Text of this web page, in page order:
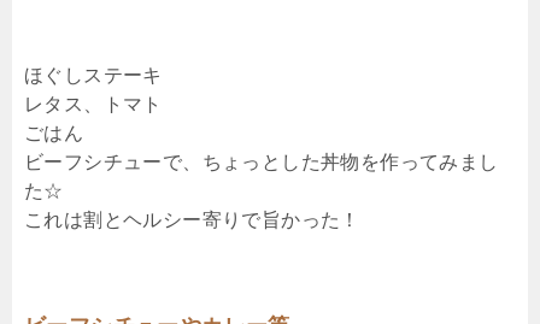
ほぐしステーキ
レタス、トマト
ごはん
ビーフシチューで、ちょっとした丼物を作ってみまし
た☆
これは割とヘルシー寄りで旨かった！